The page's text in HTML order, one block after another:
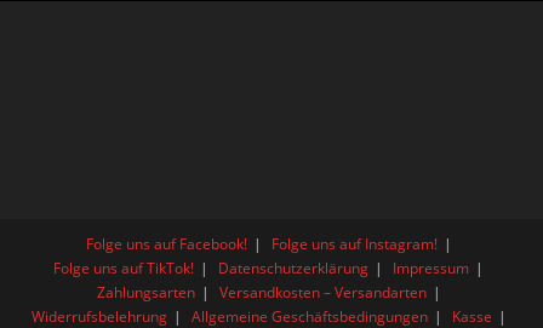
Folge uns auf Facebook!
Folge uns auf Instagram!
Folge uns auf TikTok!
Datenschutzerklärung
Impressum
Zahlungsarten
Versandkosten – Versandarten
Widerrufsbelehrung
Allgemeine Geschäftsbedingungen
Kasse